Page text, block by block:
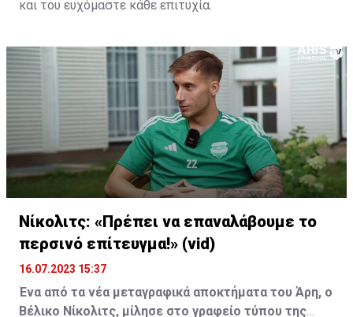
και του ευχόμαστε κάθε επιτυχία.
Νίκολιτς: «Πρέπει να επαναλάβουμε το
περσινό επίτευγμα!» (vid)
16.07.2023 15:37
Ένα από τα νέα μεταγραφικά αποκτήματα του Άρη, ο
Βέλικο Νίκολιτς, μίλησε στο γραφείο τύπου της